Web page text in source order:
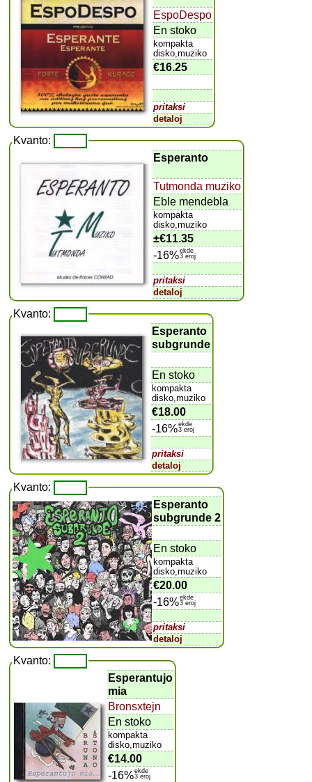
EspoDespo
En stoko
kompakta
disko,muziko
€16.25
pritaksi
detaloj
Kvanto:
Esperanto
Tutmonda muziko
Eble mendebla
kompakta
disko,muziko
±€11.35
-16%ekde
3 eroj
pritaksi
detaloj
Kvanto:
Esperanto
subgrunde
En stoko
kompakta
disko,muziko
€18.00
-16%ekde
3 eroj
pritaksi
detaloj
Kvanto:
Esperanto
subgrunde 2
En stoko
kompakta
disko,muziko
€20.00
-16%ekde
3 eroj
pritaksi
detaloj
Kvanto:
Esperantujo
mia
Bronsxtejn
En stoko
kompakta
disko,muziko
€14.00
-16%ekde
3 eroj